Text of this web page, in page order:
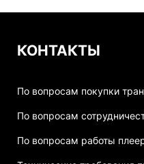
КОНТАКТЫ
По вопросам покупки
По вопросам
По вопросам работы